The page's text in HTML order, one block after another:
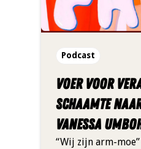
Podcast
Voer voor
schaamte
Vanessa
“Wij zijn arm-